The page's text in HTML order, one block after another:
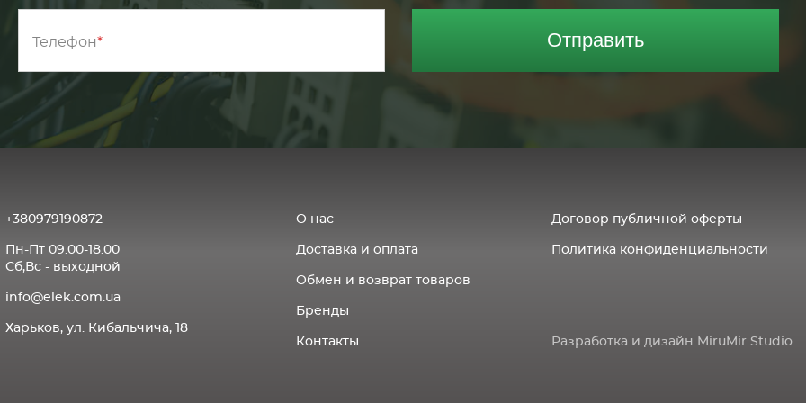
Телефон Отправить
+380979190872
Пн-Пт 09.00-18.00
Сб,Вс - выходной
info@elek.com.ua
Харьков, ул. Кибальчича, 18
О нас
Доставка и оплата
Обмен и возврат товаров
Бренды
Контакты
Договор публичной оферты
Политика конфиденциальности
Разработка и дизайн MiruMir Studio